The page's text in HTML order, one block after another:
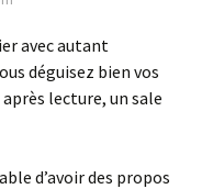
avec autant
déguisez bien vos
lecture, un sale
d’avoir des propos